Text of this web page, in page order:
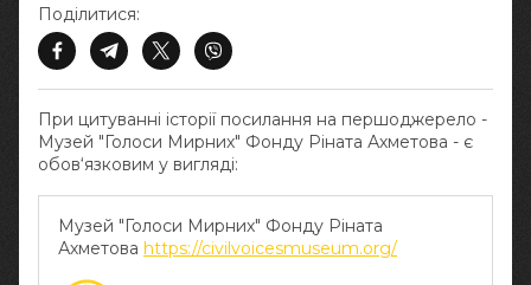
При цитуванні історії посилання на першоджерело -
Музей "Голоси Мирних" Фонду Ріната Ахметова - є
обов‘язковим у вигляді:
Музей "Голоси Мирних" Фонду Ріната
Ахметова https://civilvoicesmuseum.org/
Поділитися: